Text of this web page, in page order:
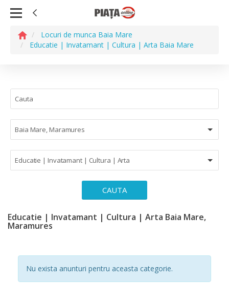
Locuri de munca Baia Mare
Educatie | Invatamant | Cultura | Arta Baia Mare
Baia Mare, Maramures
Educatie | Invatamant | Cultura | Arta
CAUTA
Educatie | Invatamant | Cultura | Arta Baia Mare,
Maramures
Nu exista anunturi pentru aceasta categorie.